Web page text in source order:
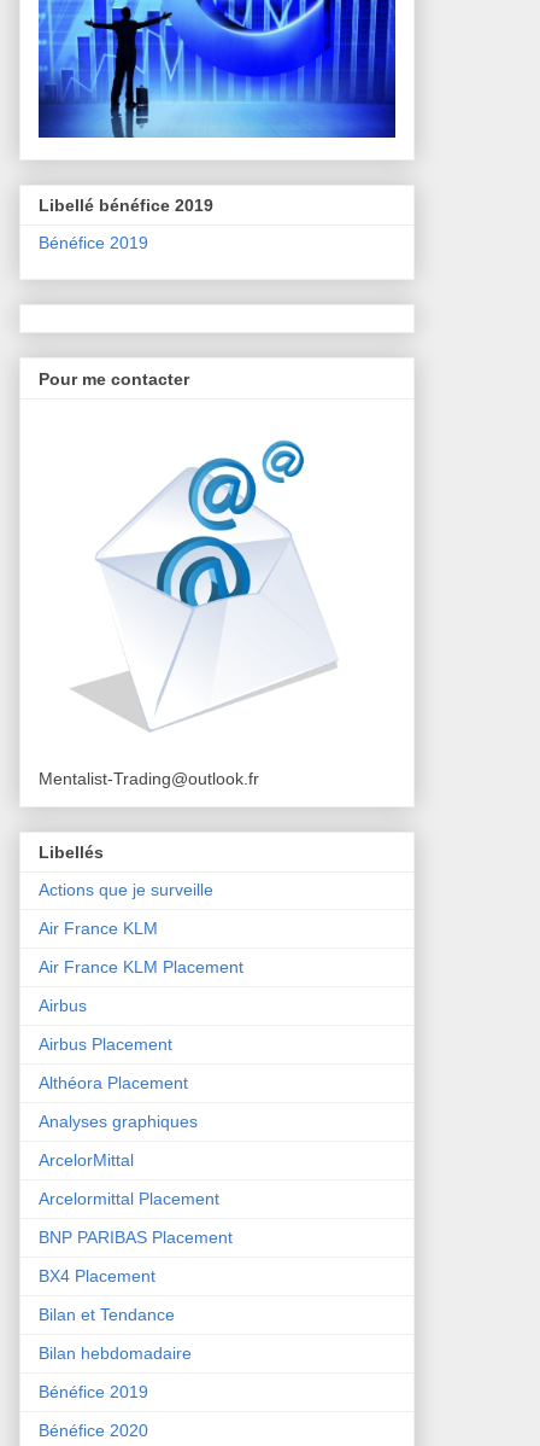
Libellé bénéfice 2019
Bénéfice 2019
Pour me contacter
Mentalist-Trading@outlook.fr
Libellés
Actions que je surveille
Air France KLM
Air France KLM Placement
Airbus
Airbus Placement
Althéora Placement
Analyses graphiques
ArcelorMittal
Arcelormittal Placement
BNP PARIBAS Placement
BX4 Placement
Bilan et Tendance
Bilan hebdomadaire
Bénéfice 2019
Bénéfice 2020